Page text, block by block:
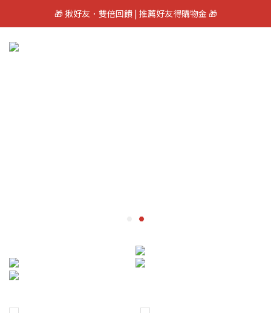
🎁 加入會員立即領100元購物金 🎁
🎁 揪好友．雙倍回饋 | 推薦好友得購物金 🎁